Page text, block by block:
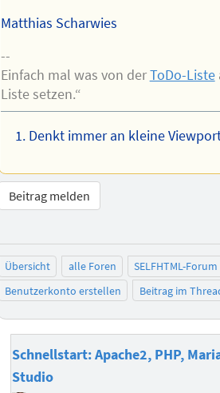
Matthias Scharwies
--
Einfach mal was von derToDo-Liste
Liste setzen.“
Denkt immer an kleine
Beitrag melden
Übersicht alle Foren
SELFHTML-Forum
Benutzerkonto erstellen
Beitrag im
Schnellstart: Apache2, PHP,
Studio